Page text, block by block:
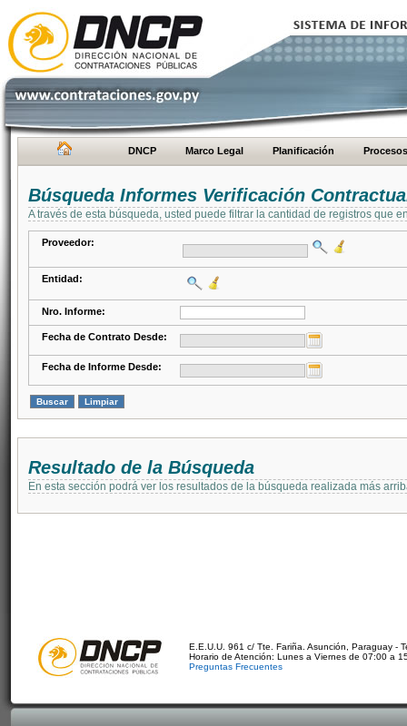
DNCP Marco Legal Planificación Procesos
Búsqueda Informes Verificación
A través de esta búsqueda, usted puede filtrar la cantidad de registros que
Proveedor:
Entidad:
Nro. Informe:
Fecha de Contrato Desde:
Fecha de Informe Desde:
Resultado de la Búsqueda
En esta sección podrá ver los resultados de la búsqueda realizada más
E.E.U.U. 961 c/ Tte. Fariña. Asunción, Paraguay -
Horario de Atención: Lunes a Viernes de 07:00 a
Preguntas Frecuentes